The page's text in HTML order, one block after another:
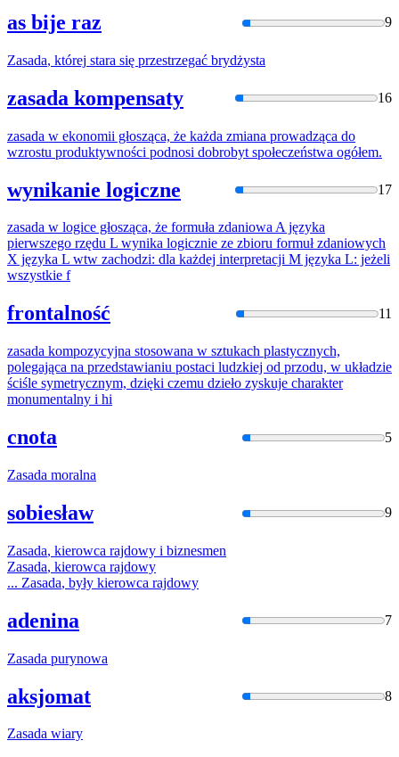
as bije raz 9
Zasada, której stara się przestrzegać brydżysta
zasada kompensaty 16
zasada w ekonomii głosząca, że każda zmiana prowadząca do
wzrostu produktywności podnosi dobrobyt społeczeństwa ogółem.
wynikanie logiczne 17
zasada w logice głosząca, że formuła zdaniowa A języka
pierwszego rzędu L wynika logicznie ze zbioru formuł zdaniowych
X języka L wtw zachodzi: dla każdej interpretacji M języka L: jeżeli
wszystkie f
frontalność 11
zasada kompozycyjna stosowana w sztukach plastycznych,
polegająca na przedstawianiu postaci ludzkiej od przodu, w układzie
ściśle symetrycznym, dzięki czemu dzieło zyskuje charakter
monumentalny i hi
cnota 5
Zasada moralna
sobiesław 9
Zasada, kierowca rajdowy i biznesmen
Zasada, kierowca rajdowy
... Zasada, były kierowca rajdowy
adenina 7
Zasada purynowa
aksjomat 8
Zasada wiary